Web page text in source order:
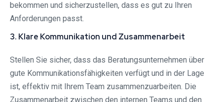
bekommen und sicherzustellen, dass es gut zu Ihren
Anforderungen passt.
3. Klare Kommunikation und Zusammenarbeit
Stellen Sie sicher, dass das Beratungsunternehmen über
gute Kommunikationsfähigkeiten verfügt und in der Lage
ist, effektiv mit Ihrem Team zusammenzuarbeiten. Die
Zusammenarbeit zwischen den internen Teams und den